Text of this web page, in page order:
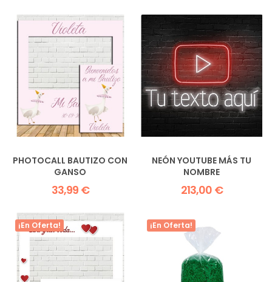
¡En Oferta!
PACK DE HELIO CON 25
GLOBOS BLANCOS +
CORAZONES...
52,90 €
VALE REGALO ENTRADAS
GIGANTE 120X90CM
36,00 €
¡En Oferta!